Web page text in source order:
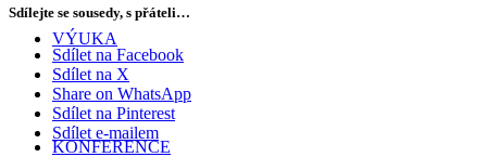
VÝUKA
KONFERENCE
Sdílejte se sousedy, s přáteli…
Sdílet na Facebook
Sdílet na X
Share on WhatsApp
Sdílet na Pinterest
Sdílet e-mailem